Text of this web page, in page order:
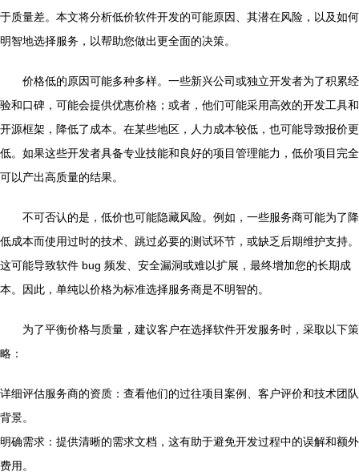
于质量差。本文将分析低价软件开发的可能原因、其潜在风险，以及如何
明智地选择服务，以帮助您做出更全面的决策。
价格低的原因可能多种多样。一些新兴公司或独立开发者为了积累经
验和口碑，可能会提供优惠价格；或者，他们可能采用高效的开发工具和
开源框架，降低了成本。在某些地区，人力成本较低，也可能导致报价更
低。如果这些开发者具备专业技能和良好的项目管理能力，低价项目完全
可以产出高质量的结果。
不可否认的是，低价也可能隐藏风险。例如，一些服务商可能为了降
低成本而使用过时的技术、跳过必要的测试环节，或缺乏后期维护支持。
这可能导致软件 bug 频发、安全漏洞或难以扩展，最终增加您的长期成
本。因此，单纯以价格为标准选择服务商是不明智的。
为了平衡价格与质量，建议客户在选择软件开发服务时，采取以下策
略：
详细评估服务商的资质：查看他们的过往项目案例、客户评价和技术团队
背景。
明确需求：提供清晰的需求文档，这有助于避免开发过程中的误解和额外
费用。